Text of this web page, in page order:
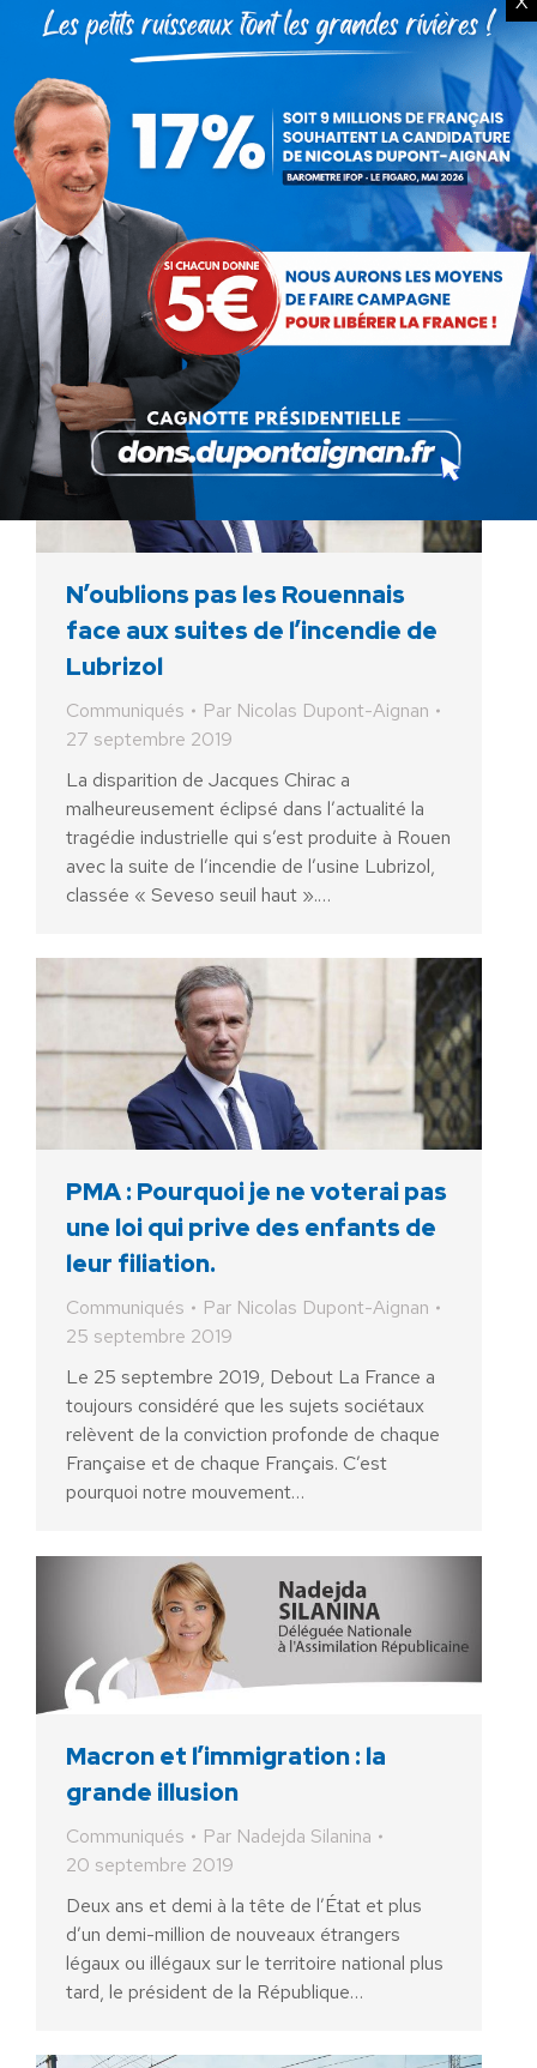
la « Marche de la colère » des
forces de l’ordre !
Communiqués Par Nicolas Dupont-Aignan
2 octobre 2019
En ce jour de mobilisation inédite de nos
forces de l’ordre, Nicolas Dupont-Aignan et
Debout La France tiennent à leur apporter
tout leur soutien et leur admiration. La vague
de…
N’oublions pas les Rouennais
face aux suites de l’incendie de
Lubrizol
Communiqués Par Nicolas Dupont-Aignan
27 septembre 2019
La disparition de Jacques Chirac a
malheureusement éclipsé dans l’actualité la
tragédie industrielle qui s’est produite à Rouen
avec la suite de l’incendie de l’usine Lubrizol,
classée « Seveso seuil haut ».…
PMA : Pourquoi je ne voterai pas
une loi qui prive des enfants de
leur filiation.
Communiqués Par Nicolas Dupont-Aignan
25 septembre 2019
Le 25 septembre 2019, Debout La France a
toujours considéré que les sujets sociétaux
relèvent de la conviction profonde de chaque
Française et de chaque Français. C’est
pourquoi notre mouvement…
Macron et l’immigration : la
grande illusion
Communiqués Par Nadejda Silanina
20 septembre 2019
Deux ans et demi à la tête de l’État et plus
d’un demi-million de nouveaux étrangers
légaux ou illégaux sur le territoire national plus
tard, le président de la République…